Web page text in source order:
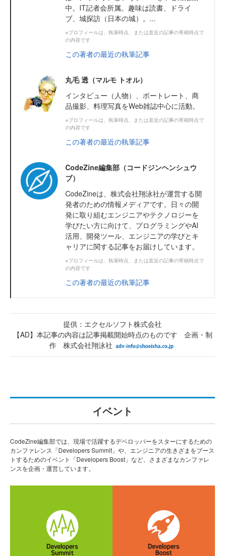
中。IT記者会所属。趣味は読書、ドライ
ブ、城探訪（日本の城）。...
※プロフィールは、執筆時点、または直近の記事の寄稿時点で
の内容です
この著者の最近の執筆記事
丸毛 透（マルモ トオル）
インタビュー（人物）、ポートレート、商
品撮影、料理写真をWeb雑誌中心に活動。
※プロフィールは、執筆時点、または直近の記事の寄稿時点で
の内容です
この著者の最近の執筆記事
CodeZine編集部（コードジンヘンシュウ
ブ）
CodeZineは、株式会社翔泳社が運営する開
発者のための情報メディアです。日々の開
発に取り組むエンジニアやテクノロジーを
学びたい方に向けて、プログラミングやAI
活用、開発ツール、エンジニアの学びとキ
ャリアに関する記事をお届けしています。
※プロフィールは、執筆時点、または直近の記事の寄稿時点で
の内容です
この著者の最近の執筆記事
提供：エクセルソフト株式会社
【AD】本記事の内容は記事掲載開始時点のものです 企画・制
作 株式会社翔泳社
イベント
CodeZine編集部では、現場で活躍するデベロッパーをスターにするための
カンファレンス「Developers Summit」や、エンジニアの生きざまをブース
トするためのイベント「Developers Boost」など、さまざまなカンファレ
ンスを企画・運営しています。